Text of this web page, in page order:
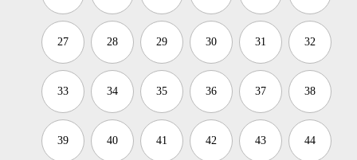
27 28 29 30 31 32
33 34 35 36 37 38
39 40 41 42 43 44